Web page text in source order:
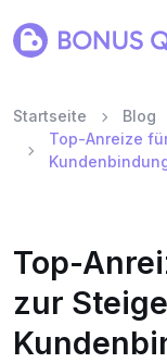
Startseite
Blog
Top-Anreize
Top-
zur